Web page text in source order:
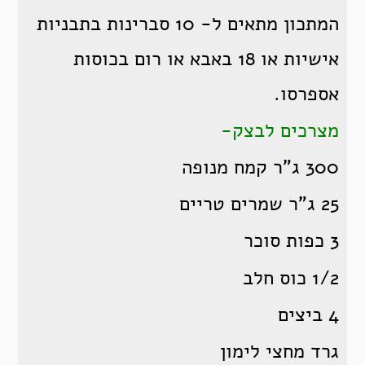
המתכון מתאים ל- 10 סברינות בתבניות
אישיות או 18 באבא או רום בכוסות
אספרסו.
מצרכים לבצק-
300 ג”ר קמח מנופה
25 ג”ר שמרים טריים
3 כפות סוכר
1/2 כוס חלב
4 ביצים
גרד מחצי לימון